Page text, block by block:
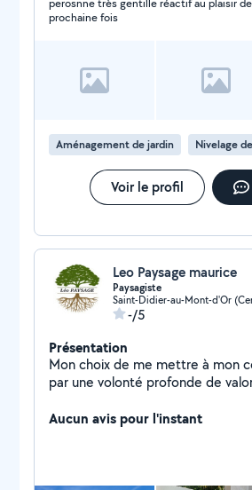
reste à votre écoute pour en
perosnne très gentille réactif au plaisir
prochaine fois
Aménagement de jardin Nivelage
Voir le profil
Leo Paysage maurice
Paysagiste
-/5
Présentation
Mon choix de me mettre à mon
par une volonté profonde de
chaque projet avec une approche
Aucun avis pour l'instant